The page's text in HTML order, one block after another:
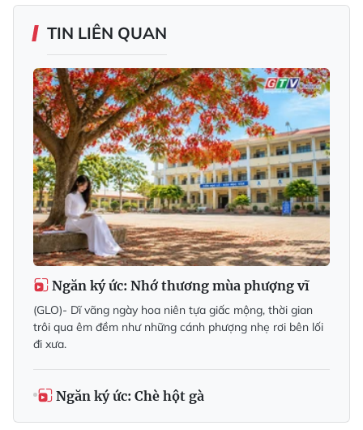
TIN LIÊN QUAN
Ngăn ký ức: Nhớ thương mùa phượng vĩ
(GLO)- Dĩ vãng ngày hoa niên tựa giấc mộng, thời gian
trôi qua êm đềm như những cánh phượng nhẹ rơi bên lối
đi xưa.
Ngăn ký ức: Chè hột gà